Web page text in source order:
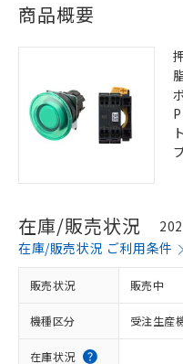
商品概要
在庫/販売状況
在庫/販売状況 ご利用条件
販売状況 販売中
機種区分 受注生産
在庫状況